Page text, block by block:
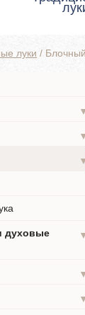
луки /
духовые